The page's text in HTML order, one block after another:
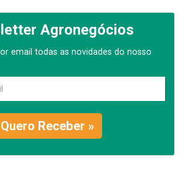
Agronegócios
email todas as novidades do nosso
Quero Receber »